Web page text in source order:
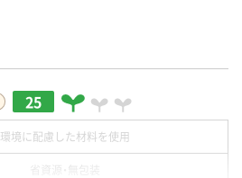
25
環境に配慮した材料を使用